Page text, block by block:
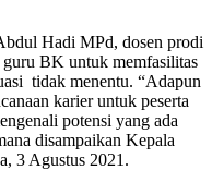
Hadi MPd, dosen prodi
BK untuk memfasilitas
tidak menentu. “Adapun
karier untuk peserta
potensi yang ada
disampaikan Kepala
3 Agustus 2021.